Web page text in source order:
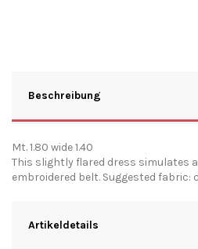
Beschreibung
Mt. 1.80 wide 1.40
This slightly flared dress simulates
embroidered belt. Suggested fabric:
Artikeldetails